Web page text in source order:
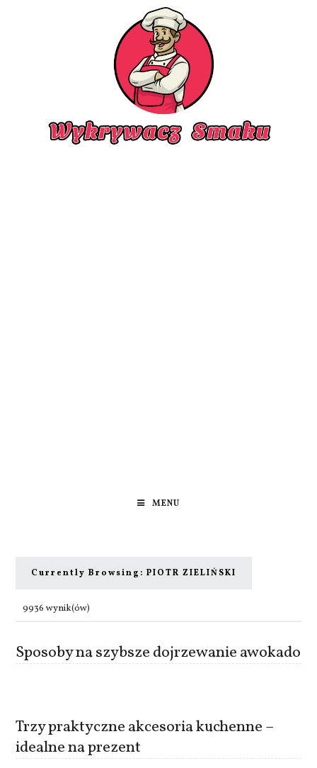
MENU
Currently Browsing: PIOTR ZIELIŃSKI
9936 wynik(ów)
Sposoby na szybsze dojrzewanie awokado
Trzy praktyczne akcesoria kuchenne –
idealne na prezent